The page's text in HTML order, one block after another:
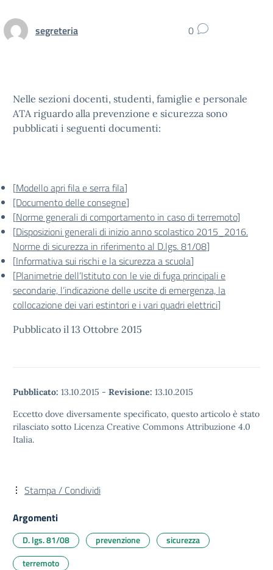
segreteria 0
Nelle sezioni docenti, studenti, famiglie e personale
ATA riguardo alla prevenzione e sicurezza sono
pubblicati i seguenti documenti:
[Modello apri fila e serra fila]
[Documento delle consegne]
[Norme generali di comportamento in caso di terremoto]
[Disposizioni generali di inizio anno scolastico 2015_2016.
Norme di sicurezza in riferimento al D.lgs. 81/08]
[Informativa sui rischi e la sicurezza a scuola]
[Planimetrie dell’Istituto con le vie di fuga principali e
secondarie, l’indicazione delle uscite di emergenza, la
collocazione dei vari estintori e i vari quadri elettrici]
Pubblicato il 13 Ottobre 2015
Pubblicato: 13.10.2015 - Revisione: 13.10.2015
Eccetto dove diversamente specificato, questo articolo è stato
rilasciato sotto Licenza Creative Commons Attribuzione 4.0
Italia.
Stampa / Condividi
Argomenti
D. lgs. 81/08 prevenzione
sicurezza
terremoto